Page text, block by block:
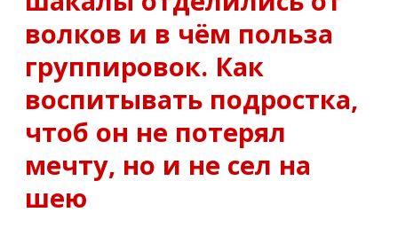
волков и в чём польза
группировок. Как
воспитывать подростка,
чтоб он не потерял
мечту, но и не сел на
шею